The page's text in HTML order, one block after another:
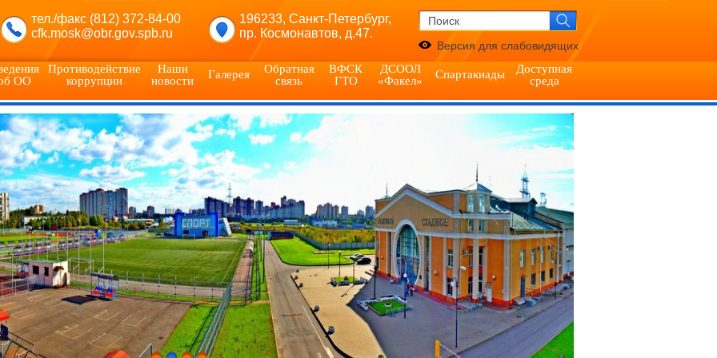
тел./факс (812) 372-84-00
cfk.mosk@obr.gov.spb.ru
196233, Санкт-Петербург,
пр. Космонавтов, д.47.
Версия для слабовидящих
ОО
Противодействие
коррупции
Наши
новости
Галерея
Обратная
связь
ВФСК
ГТО
ДСООЛ
«Факел»
Спартакиады
Доступная
среда